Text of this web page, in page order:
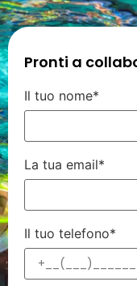
Pronti a
Il tuo nome*
La tua email*
Il tuo telefono*